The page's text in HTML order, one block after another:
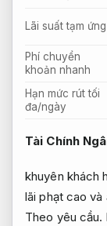
Lãi suất tạm ứng
Phí chuyển
khoản nhanh
Hạn mức rút tối
đa/ngày
Tài Chính
khuyên khách
lãi phạt cao và
Theo yêu cầu.